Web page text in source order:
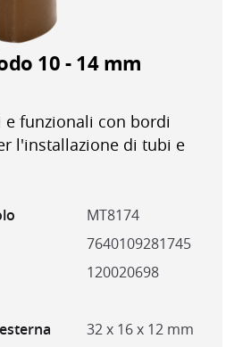
10 - 14 mm
e funzionali con bordi
l'installazione di tubi e
MT8174
7640109281745
120020698
32 x 16 x 12 mm